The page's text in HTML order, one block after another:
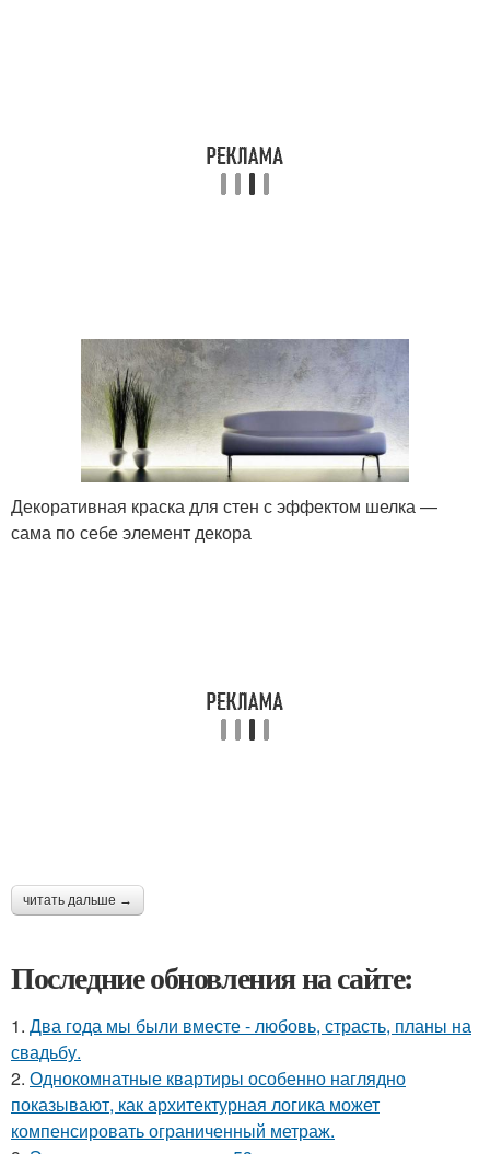
Декоративная краска для стен с эффектом шелка —
сама по себе элемент декора
читать дальше →
Последние обновления на сайте:
1. Два года мы были вместе - любовь, страсть, планы на
свадьбу.
2. Однокомнатные квартиры особенно наглядно
показывают, как архитектурная логика может
компенсировать ограниченный метраж.